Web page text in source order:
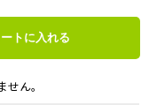
トに入れる
ん。